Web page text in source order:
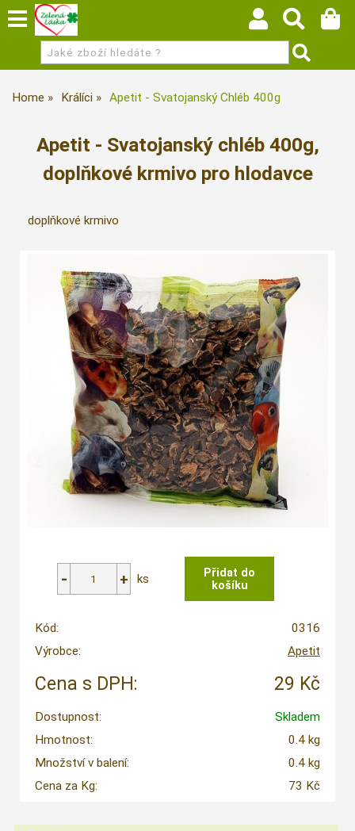
Home Králíci Apetit - Svatojanský Chléb 400g
Apetit - Svatojanský chléb 400g,
doplňkové krmivo pro hlodavce
doplňkové krmivo
ks
Kód:
0316
Výrobce:
Apetit
Cena s DPH: 29 Kč
Dostupnost:
Skladem
Hmotnost:
0.4 kg
Množství v balení:
0.4 kg
Cena za Kg:
73 Kč